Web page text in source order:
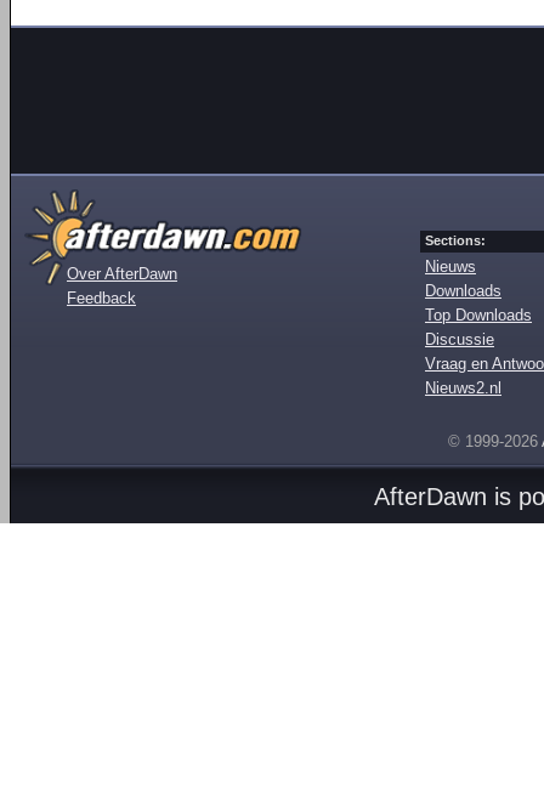
Over AfterDawn
Feedback
Sections:
Nieuws
Downloads
Top Downloads
Discussie
Vraag en
Nieuws2.nl
© 1999-2026
AfterDawn is